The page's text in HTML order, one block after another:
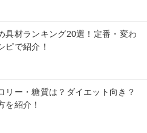
具材ランキング20選！定番・変わ
ピで紹介！
リー・糖質は？ダイエット向き？
を紹介！